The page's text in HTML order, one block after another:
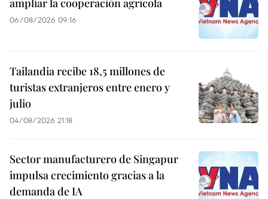
06/08/2026 09:16
Tailandia recibe 18,5 millones de
turistas extranjeros entre enero y
julio
04/08/2026 21:18
Sector manufacturero de Singapur
impulsa crecimiento gracias a la
demanda de IA